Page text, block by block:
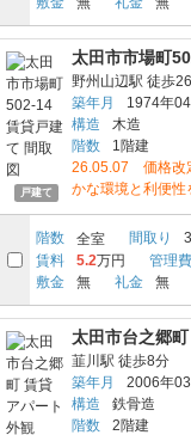
戸建て
太田市市場町
野州山辺駅 徒歩
築年月
1974年
構造
木造
階数
1階建
26.05.07 価格改
かな環境と利便性
階数 全室 間取り
賃料 5.2万円 管理
敷金
無 礼金 無
太田市台之郷
韮川駅 徒歩8分
築年月
2006年
構造
鉄骨造
階数
2階建